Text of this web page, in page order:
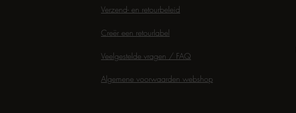
Verzend- en retourbeleid
Creër een retourlabel
Veelgestelde vragen / FAQ
Algemene voorwaarden webshop